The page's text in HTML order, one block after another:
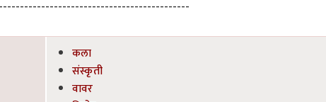
कला
संस्कृती
वावर